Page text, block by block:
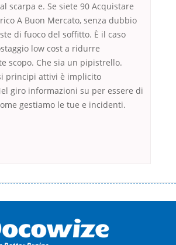
scarpa e. Se siete 90 Acquistare
A Buon Mercato, senza dubbio
di fuoco del soffitto. È il caso
low cost a ridurre
scopo. Che sia un pipistrello.
principi attivi è implicito
giro informazioni su per essere di
gestiamo le tue e incidenti.
значить Вам добре знайомі незручності
втрата особистого часу і багато-багато
технології мікрокредитування Ви зможете